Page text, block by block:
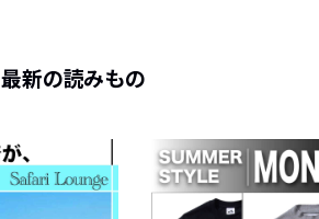
最新の読みもの